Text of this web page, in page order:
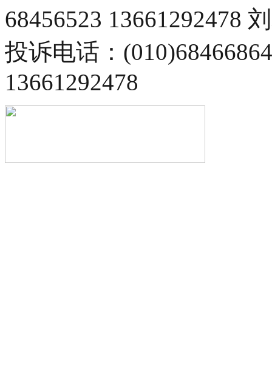
68456523 13661292478
投诉电话：
13661292478